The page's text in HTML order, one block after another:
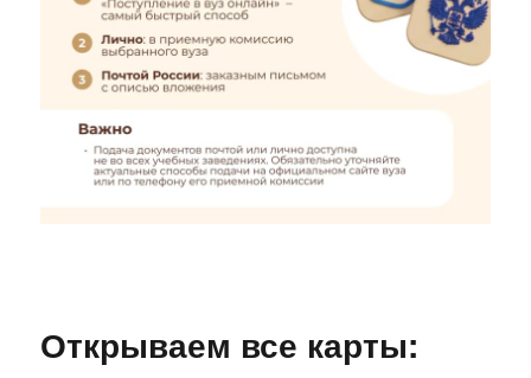
Открываем все карты: